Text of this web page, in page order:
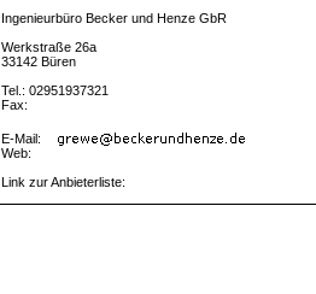
Ingenieurbüro Becker und Henze GbR
Werkstraße 26a
33142 Büren
Tel.: 02951937321
Fax:
E-Mail:
Web:
Link zur Anbieterliste: